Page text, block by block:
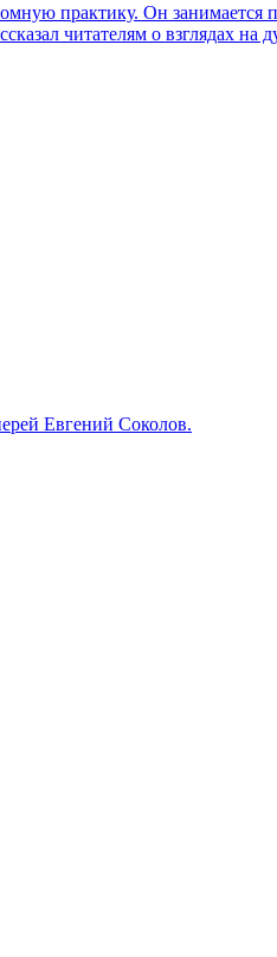
практику. Он занимается
читателям о взглядах на
Евгений Соколов.